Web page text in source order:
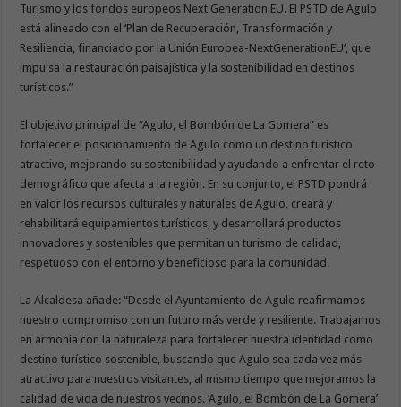
Turismo y los fondos europeos Next Generation EU. El PSTD de Agulo
está alineado con el ‘Plan de Recuperación, Transformación y
Resiliencia, financiado por la Unión Europea-NextGenerationEU’, que
impulsa la restauración paisajística y la sostenibilidad en destinos
turísticos.”
El objetivo principal de “Agulo, el Bombón de La Gomera” es
fortalecer el posicionamiento de Agulo como un destino turístico
atractivo, mejorando su sostenibilidad y ayudando a enfrentar el reto
demográfico que afecta a la región. En su conjunto, el PSTD pondrá
en valor los recursos culturales y naturales de Agulo, creará y
rehabilitará equipamientos turísticos, y desarrollará productos
innovadores y sostenibles que permitan un turismo de calidad,
respetuoso con el entorno y beneficioso para la comunidad.
La Alcaldesa añade: “Desde el Ayuntamiento de Agulo reafirmamos
nuestro compromiso con un futuro más verde y resiliente. Trabajamos
en armonía con la naturaleza para fortalecer nuestra identidad como
destino turístico sostenible, buscando que Agulo sea cada vez más
atractivo para nuestros visitantes, al mismo tiempo que mejoramos la
calidad de vida de nuestros vecinos. ‘Agulo, el Bombón de La Gomera’